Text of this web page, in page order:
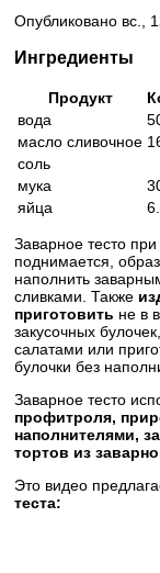
Опубликовано вс.,
Ингредиенты
Продукт
вода
масло сливочное
соль
мука
яйца
Заварное тесто
поднимается,
наполнить
сливками. Также
приготовить не в
закусочных
салатами или
булочки без
Заварное тесто
профитроля,
наполнителями,
тортов из
Это видео
теста: